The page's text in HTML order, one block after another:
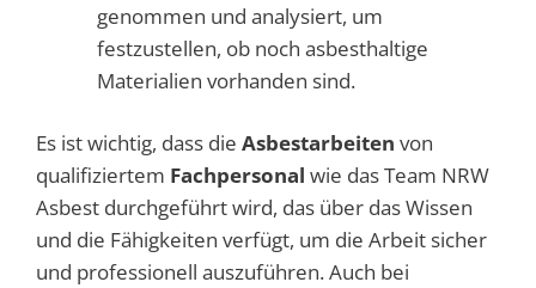
genommen und analysiert, um
festzustellen, ob noch asbesthaltige
Materialien vorhanden sind.
Es ist wichtig, dass die Asbestarbeiten von
qualifiziertem Fachpersonal wie das Team NRW
Asbest durchgeführt wird, das über das Wissen
und die Fähigkeiten verfügt, um die Arbeit sicher
und professionell auszuführen. Auch bei